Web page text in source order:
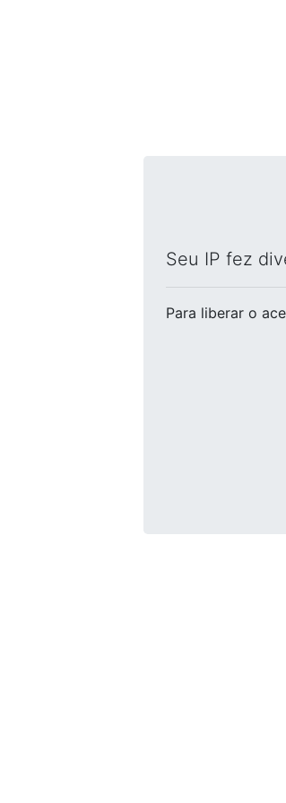
Seu IP fez
Para liberar o